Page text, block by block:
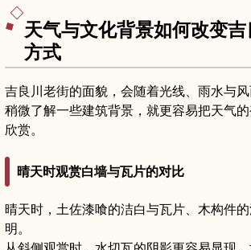
天气与文化背景如何改变
方式
吉良川老街的面貌，会随着光线、雨水与风
稍微了解一些建筑背景，就更容易把天气
欣赏。
晴天时观赏白墙与瓦片的对比
晴天时，土佐漆喰的洁白与瓦片、木构件
明。